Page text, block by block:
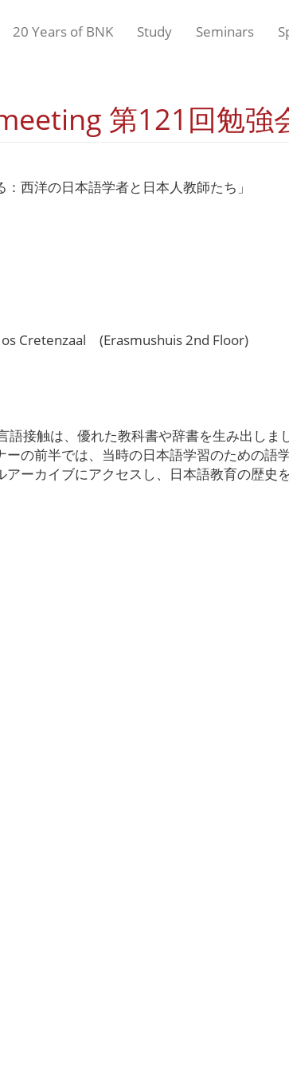
20 Years of BNK Study Seminars
第121回勉強
：西洋の日本語学者と日本人教師たち」
Cretenzaal (Erasmushuis 2nd Floor)
語接触は、優れた教科書や辞書を生み出し
の前半では、当時の日本語学習のための
ーカイブにアクセスし、日本語教育の歴史